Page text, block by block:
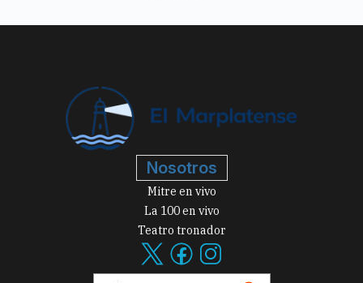
Nosotros
Mitre en vivo
La 100 en vivo
Teatro tronador